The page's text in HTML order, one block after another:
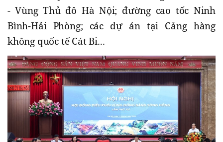
- Vùng Thủ đô Hà Nội; đường cao tốc Ninh
Bình-Hải Phòng; các dự án tại Cảng hàng
không quốc tế Cát Bi...